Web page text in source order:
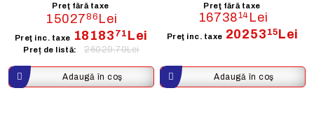
Preţ fără taxe
1502786 Lei
Preţ inc. taxe 18183 71 Lei
Preț de listă: 26029.79Lei
Preţ fără taxe
1673814 Lei
Preţ inc. taxe 20253 15Lei